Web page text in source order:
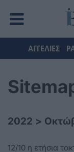
ΑΓΓΕΛΙΕΣ
2022 >
12/10 η ετήσια